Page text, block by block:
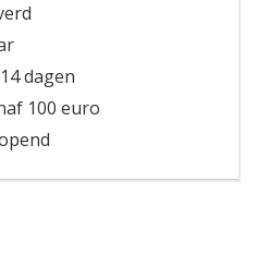
dagen
100 euro